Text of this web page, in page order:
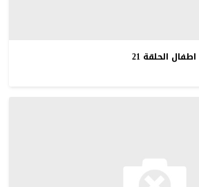
اطفال الحلقة 21